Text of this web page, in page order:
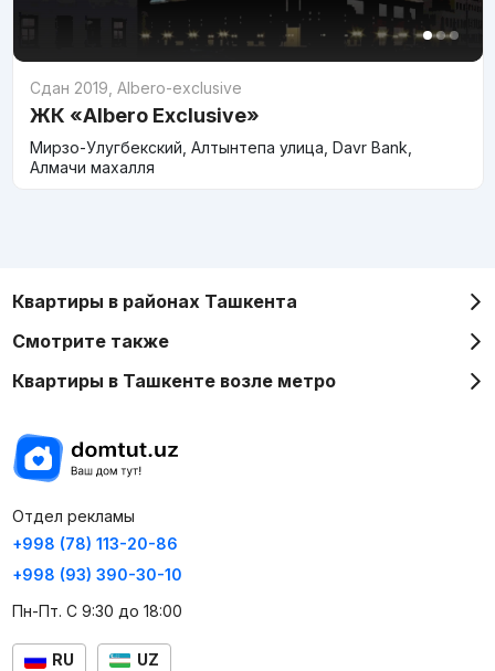
Сдан 2019 Albero-exclusive
ЖК «Albero Exclusive»
Мирзо-Улугбекский, Алтынтепа улица, Davr Bank,
Алмачи махалля
Квартиры в районах Ташкента
Смотрите также
Квартиры в Ташкенте возле метро
Отдел рекламы
+998 (78) 113-20-86
+998 (93) 390-30-10
Пн-Пт. С 9:30 до 18:00
RU UZ